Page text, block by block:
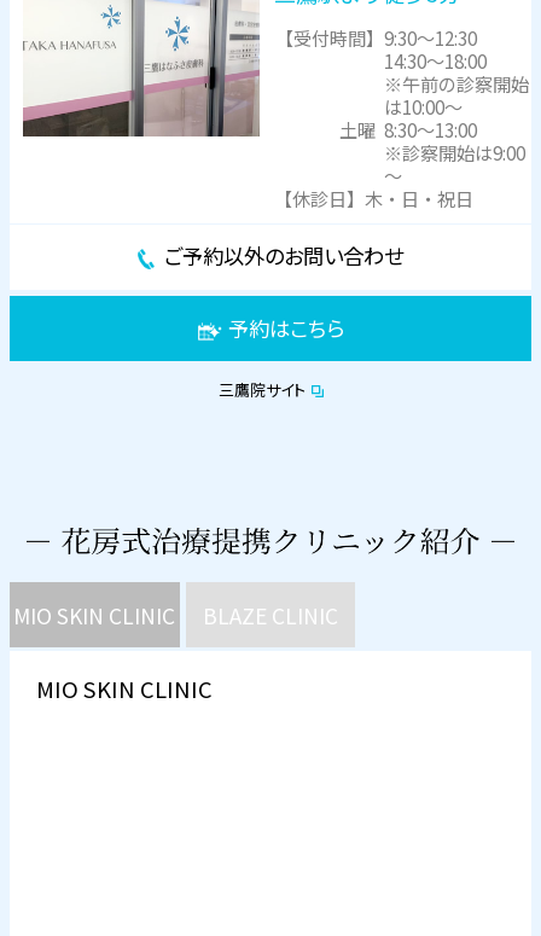
【受付時間】9:30～12:30
14:30～18:00
※午前の診察開始
は10:00～
土曜 8:30～13:00
※診察開始は9:00
～
【休診日】木・日・祝日
ご予約以外のお問い合わせ
予約はこちら
三鷹院サイト
MIO SKIN CLINIC BLAZE CLINIC
MIO SKIN CLINIC